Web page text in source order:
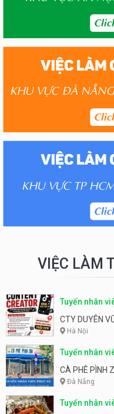
VIỆC LÀM
Tuyển nhân
CTY DUYÊN
Hà Nội
Tuyển nhân
CÀ PHÊ PÌNH
Đà Nẵng
Tuyển nhân